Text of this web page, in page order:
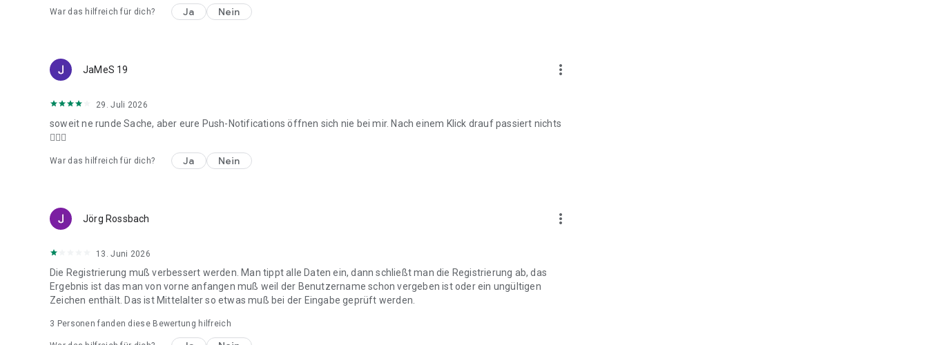
War das hilfreich für dich? Ja Nein
JaMeS 19 more_vert
29. Juli 2026
soweit ne runde Sache, aber eure Push-Notifications öffnen sich nie bei mir. Nach einem Klick drauf passiert nichts
🤷🏼‍♂️
War das hilfreich für dich? Ja Nein
Jörg Rossbach more_vert
13. Juni 2026
Die Registrierung muß verbessert werden. Man tippt alle Daten ein, dann schließt man die Registrierung ab, das
Ergebnis ist das man von vorne anfangen muß weil der Benutzername schon vergeben ist oder ein ungültigen
Zeichen enthält. Das ist Mittelalter so etwas muß bei der Eingabe geprüft werden.
3 Personen fanden diese Bewertung hilfreich